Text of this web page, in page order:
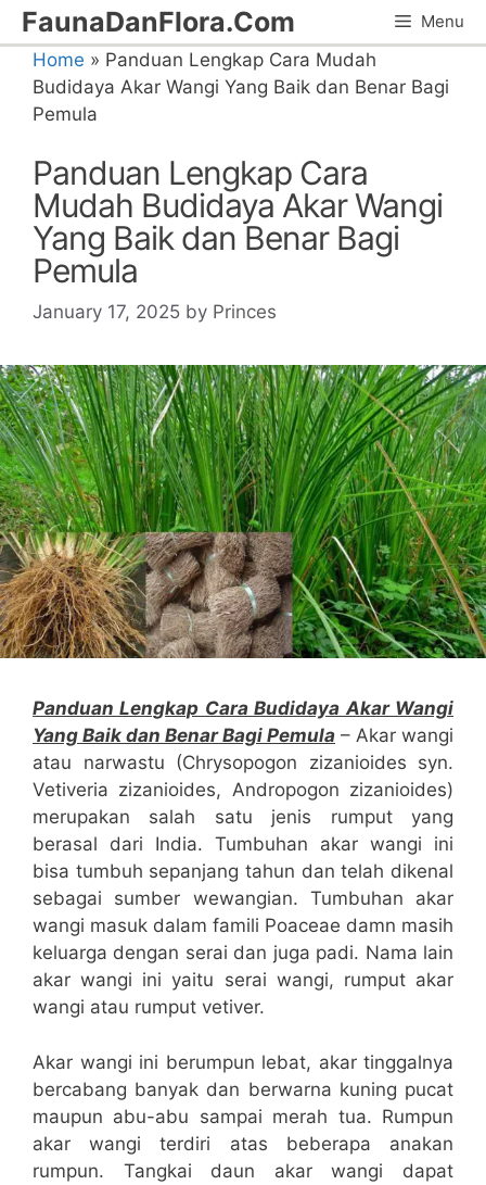
Skip
to
content
FaunaDanFlora.Com Menu
Home » Panduan Lengkap Cara Mudah
Budidaya Akar Wangi Yang Baik dan Benar Bagi
Pemula
Panduan Lengkap Cara
Mudah Budidaya Akar Wangi
Yang Baik dan Benar Bagi
Pemula
January 17, 2025 by Princes
Panduan Lengkap Cara Budidaya Akar Wangi
Yang Baik dan Benar Bagi Pemula – Akar wangi
atau narwastu (Chrysopogon zizanioides syn.
Vetiveria zizanioides, Andropogon zizanioides)
merupakan salah satu jenis rumput yang
berasal dari India. Tumbuhan akar wangi ini
bisa tumbuh sepanjang tahun dan telah dikenal
sebagai sumber wewangian. Tumbuhan akar
wangi masuk dalam famili Poaceae damn masih
keluarga dengan serai dan juga padi. Nama lain
akar wangi ini yaitu serai wangi, rumput akar
wangi atau rumput vetiver.
Akar wangi ini berumpun lebat, akar tinggalnya
bercabang banyak dan berwarna kuning pucat
maupun abu-abu sampai merah tua. Rumpun
akar wangi terdiri atas beberapa anakan
rumpun. Tangkai daun akar wangi dapat